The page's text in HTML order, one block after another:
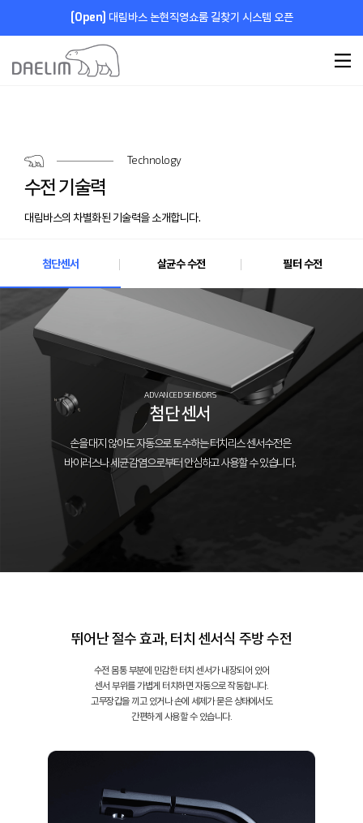
[Open] 대림바스 논현직영쇼룸 길찾기 시스템 오픈
Technology
수전 기술력
대림바스의 차별화된 기술력을 소개합니다.
첨단센서 살균수 수전 필터 수전
ADVANCED SENSORS
첨단 센서
손을 대지 않아도 자동으로 토수하는 터치리스 센서수전은
바이러스나 세균 감염으로부터 안심하고 사용할 수 있습니다.
뛰어난 절수 효과, 터치 센서식 주방 수전
수전 몸통 부분에 민감한 터치 센서가 내장되어 있어
센서 부위를 가볍게 터치하면 자동으로 작동합니다.
고무장갑을 끼고 있거나 손에 세제가 묻은 상태에서도
간편하게 사용할 수 있습니다.